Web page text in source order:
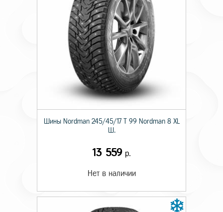
Шины Nordman 245/45/17 T 99 Nordman 8 XL
Ш.
13 559 р.
Нет в наличии